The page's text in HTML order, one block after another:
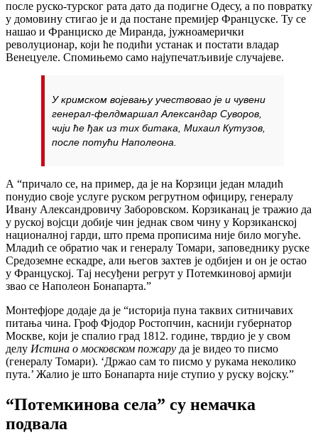
после руско-турског рата дато да подигне Одесу, а по повратку
у домовину стигао је и да постане премијер Француске. Ту се
нашао и Франциско де Миранда, јужноамерички
револуционар, који ће подићи устанак и постати владар
Венецуеле. Спомињемо само најупечатљивије случајеве.
У кримском војевању учествовао је и чувени
генерал-фелдмаршал Александар Суворов,
чији ће ђак из тих битака, Михаил Кутузов,
после потући Наполеона.
А “причало се, на пример, да је на Корзици један младић
понудио своје услуге руском регрутном официру, генералу
Ивану Александровичу Заборовском. Корзиканац је тражио да
у руској војсци добије чин једнак свом чину у Корзиканској
националној гарди, што према прописима није било могуће.
Младић се обратио чак и генералу Томари, заповеднику руске
Средоземне ескадре, али његов захтев је одбијен и он је остао
у Француској. Тај несуђени регрут у Потемкиновој армији
звао се Наполеон Бонапарта.”
Монтефјоре додаје да је “историја пуна таквих ситничавих
питања чина. Гроф Фјодор Ростопчин, каснији губернатор
Москве, који је спалио град 1812. године, тврдио је у свом
делу Истина о московском пожару да је видео то писмо
(генералу Томари). ‘Држао сам то писмо у рукама неколико
пута.’ Жалио је што Бонапарта није ступио у руску војску.”
“Потемкинова села” су немачка
подвала